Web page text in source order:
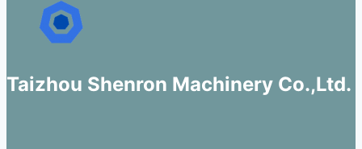
Taizhou Shenron Machinery Co.,Ltd.